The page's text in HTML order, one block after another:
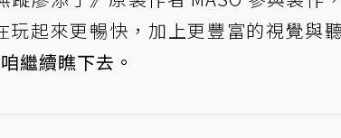
起來更暢快，加上更豐富的視覺與
繼續瞧下去。